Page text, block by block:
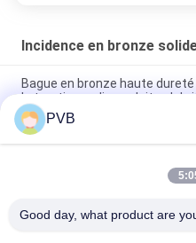
Incidence en bronze
Bague en bronze haute
la traction, palier en laiton
Nickelez l'incidence en bronze
CuAl10Ni5Fe5
Incidence de rapport en
PVB
Good day, what product are